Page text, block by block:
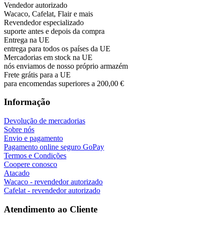
Vendedor autorizado
Wacaco, Cafelat, Flair e mais
Revendedor especializado
suporte antes e depois da compra
Entrega na UE
entrega para todos os países da UE
Mercadorias em stock na UE
nós enviamos de nosso próprio armazém
Frete grátis para a UE
para encomendas superiores a 200,00 €
Informação
Devolução de mercadorias
Sobre nós
Envio e pagamento
Pagamento online seguro GoPay
Termos e Condições
Coopere conosco
Atacado
Wacaco - revendedor autorizado
Cafelat - revendedor autorizado
Atendimento ao Cliente